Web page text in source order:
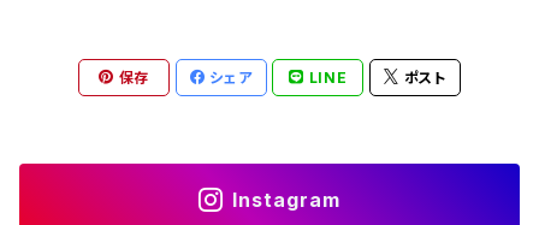
保存 シェア LINE ポスト
Instagram